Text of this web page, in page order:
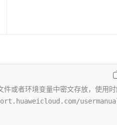
者环境变量中密文存放，使用时